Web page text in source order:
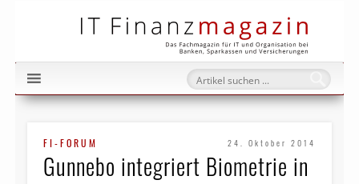
FI-FORUM 24. Oktober 2014
Gunnebo integriert Biometrie in